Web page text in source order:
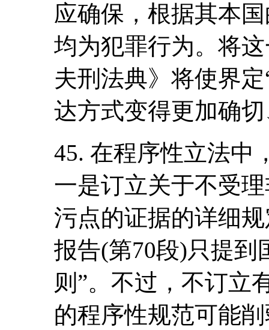
应确保，根据其本
均为犯罪行为。将
夫刑法典》将使界
达方式变得更加确
45. 在程序性立法中
一是订立关于不受
污点的证据的详细
报告(第70段)只提到
则”。不过，不订立
的程序性规范可能